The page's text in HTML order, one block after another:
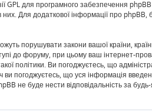
GPL для програмного забезпечення
них. Для додаткової інформації про phpBB,
порушувати закони вашої країни,
до форуму, при цьому ваш інтернет-
політики. Ви погоджуєтесь, що
ви погоджуєтесь, що уся інформація
не буде нести відповідальність за будь-